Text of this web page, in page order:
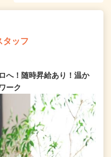
タッフ
へ！随時昇給あり！温か
ーク